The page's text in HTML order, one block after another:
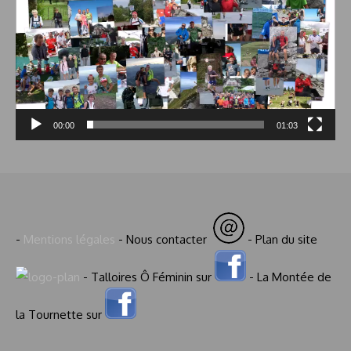
00:00 01:03
- Mentions légales - Nous contacter - Plan du site
- Talloires Ô Féminin sur - La Montée de
la Tournette sur